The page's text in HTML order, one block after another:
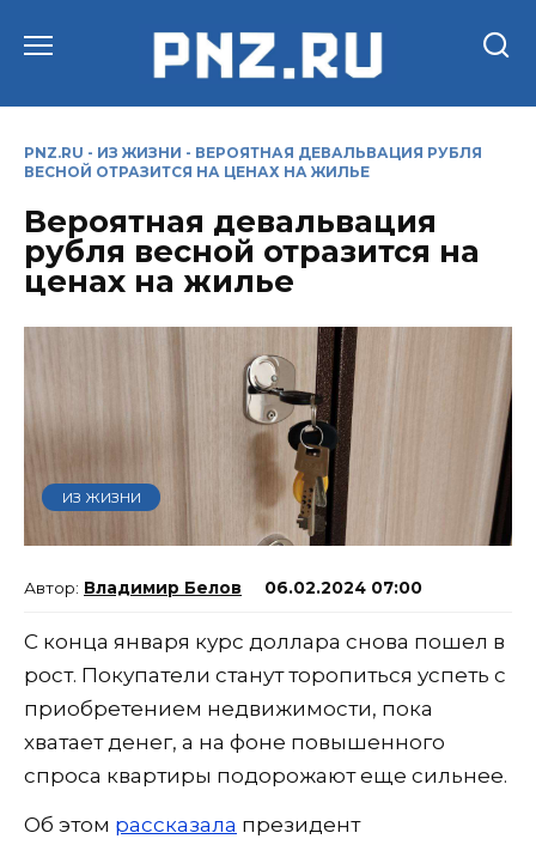
PNZ.RU - ИЗ ЖИЗНИ - ВЕРОЯТНАЯ ДЕВАЛЬВАЦИЯ РУБЛЯ
ВЕСНОЙ ОТРАЗИТСЯ НА ЦЕНАХ НА ЖИЛЬЕ
Вероятная девальвация
рубля весной отразится на
ценах на жилье
ИЗ ЖИЗНИ
Владимир Белов 06.02.2024 07:00
С конца января курс доллара снова пошел в
рост. Покупатели станут торопиться успеть с
приобретением недвижимости, пока
хватает денег, а на фоне повышенного
спроса квартиры подорожают еще сильнее.
Об этом рассказала президент